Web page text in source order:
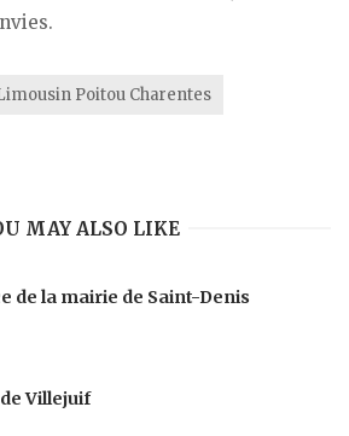
Poitou Charentes
MAY ALSO LIKE
de la mairie de Saint-Denis
Villejuif